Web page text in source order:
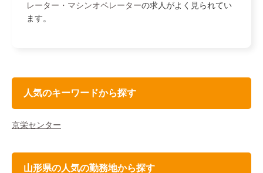
レーター・マシンオペレーターの求人がよく見られてい
ます。
人気のキーワードから探す
京栄センター
山形県の人気の勤務地から探す